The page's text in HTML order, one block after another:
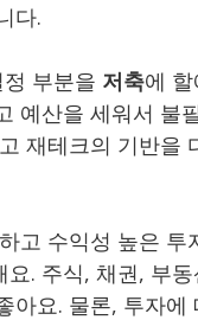
다.
부분을 저축에
예산을 세워서 불
재테크의 기반을
고 수익성 높은 투
. 주식, 채권, 부
아요. 물론, 투자에